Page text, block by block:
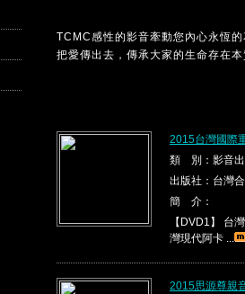
TCMC感性的影音牽動您內心永恆
把愛傳出去，傳承大家的生命存在
2015台灣國際
類 別：影音
出版社：台灣
簡 介：
【DVD1】 台
灣現代阿卡 ...
2015思源尊親